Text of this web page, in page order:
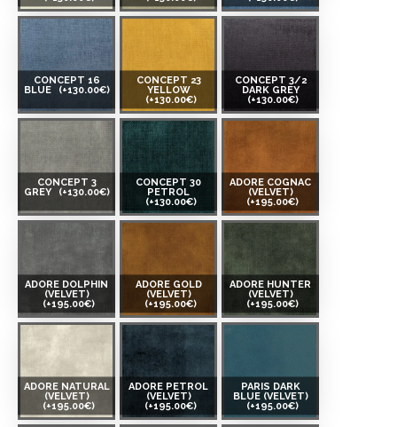
CONCEPT 16
BLUE
(+130.00€)
CONCEPT 23
YELLOW
(+130.00€)
CONCEPT 3/2
DARK GREY
(+130.00€)
CONCEPT 3
GREY
(+130.00€)
CONCEPT 30
PETROL
(+130.00€)
ADORE COGNAC
(VELVET)
(+195.00€)
ADORE DOLPHIN
(VELVET)
(+195.00€)
ADORE GOLD
(VELVET)
(+195.00€)
ADORE HUNTER
(VELVET)
(+195.00€)
ADORE NATURAL
(VELVET)
(+195.00€)
ADORE PETROL
(VELVET)
(+195.00€)
PARIS DARK
BLUE (VELVET)
(+195.00€)